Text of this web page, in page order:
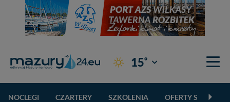
15° Giżycko
NOCLEGI CZARTERY SZKOLENIA OFERTY